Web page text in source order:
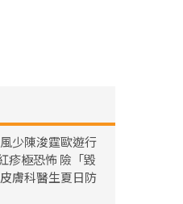
少陳浚霆歐遊行
疹極恐怖 險「毀
膚科醫生夏日防